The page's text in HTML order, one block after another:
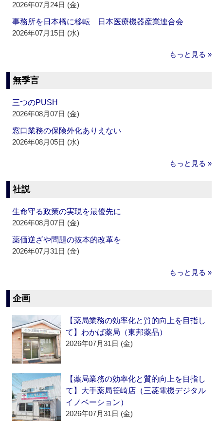
2026年07月24日 (金)
事務所を日本橋に移転 日本医療機器産業連合会
2026年07月15日 (水)
もっと見る »
無季言
三つのPUSH
2026年08月07日 (金)
窓口業務の保険外化ありえない
2026年08月05日 (水)
もっと見る »
社説
生命守る政策の実現を最優先に
2026年08月07日 (金)
薬価逆ざや問題の抜本的改革を
2026年07月31日 (金)
もっと見る »
企画
【薬局業務の効率化と質的向上を目指し
て】わかば薬局（東邦薬品）
2026年07月31日 (金)
【薬局業務の効率化と質的向上を目指し
て】大手薬局笹崎店（三菱電機デジタル
イノベーション）
2026年07月31日 (金)